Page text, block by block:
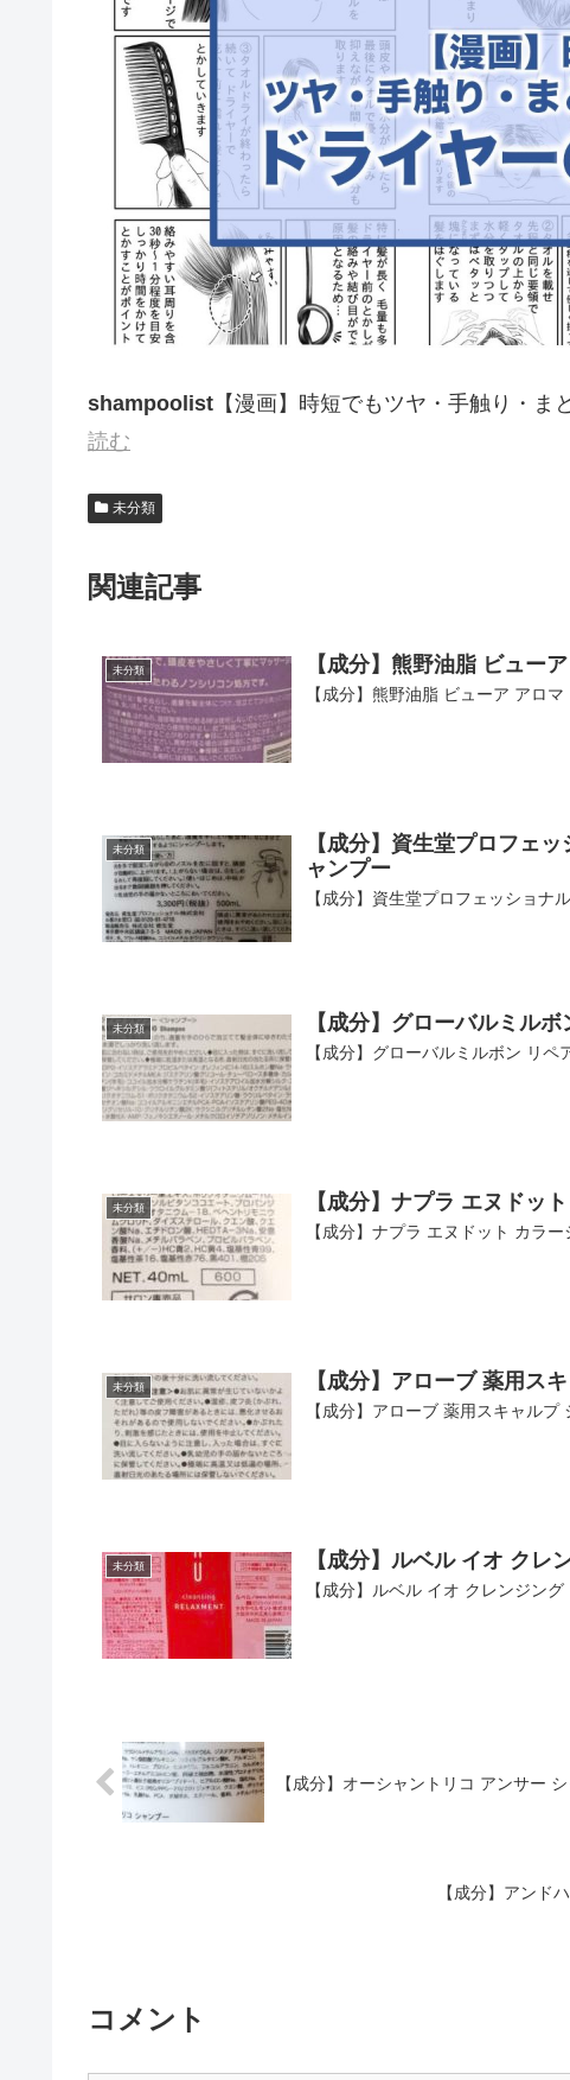
shampoolist 【漫画】時短でもツヤ・手触り・
読む
未分類
関連記事
未分類 【成分】熊野油脂 ビュー
【成分】熊野油脂 ビューア アロ
未分類
【成分】資生堂プロフェ
ャンプー
【成分】資生堂プロフェッショナ
未分類 【成分】グローバルミル
【成分】グローバルミルボン リ
未分類 【成分】ナプラ エヌドッ
【成分】ナプラ エヌドット カラ
未分類 【成分】アローブ 薬用ス
【成分】アローブ 薬用スキャルプ
未分類 【成分】ルベル イオ クレ
【成分】ルベル イオ クレンジン
【成分】オーシャントリコ アンサー
【成分】アンド
コメント